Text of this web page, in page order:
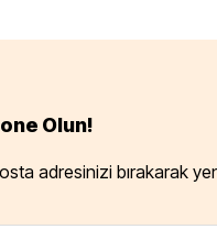
Olun!
adresinizi bırakarak